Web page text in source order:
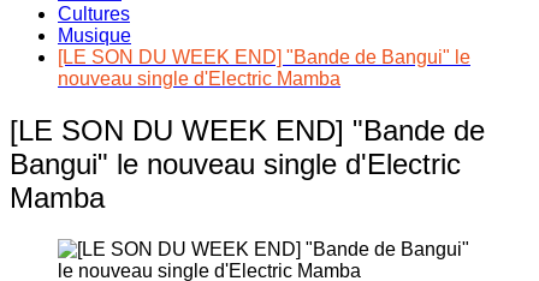
Cultures
Musique
[LE SON DU WEEK END] "Bande de Bangui" le
nouveau single d'Electric Mamba
[LE SON DU WEEK END] "Bande de
Bangui" le nouveau single d'Electric
Mamba